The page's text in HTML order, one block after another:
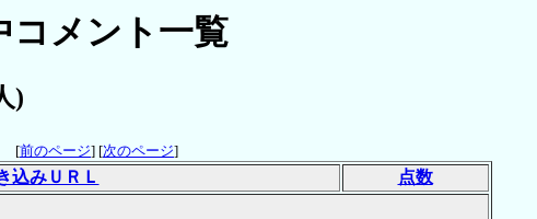
コメント一覧
)
[前のページ] [次のページ]
込みＵＲＬ
点数